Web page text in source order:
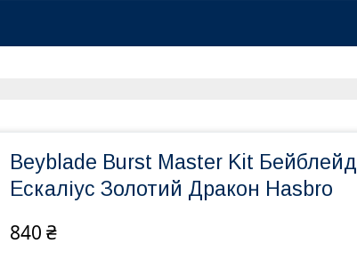
Beyblade Burst Master Kit Бейблейд
Ескаліус Золотий Дракон Hasbro
840 ₴